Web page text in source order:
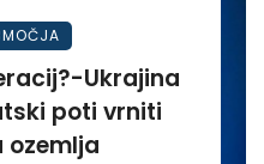
Ukrajina
poti vrniti
ozemlja